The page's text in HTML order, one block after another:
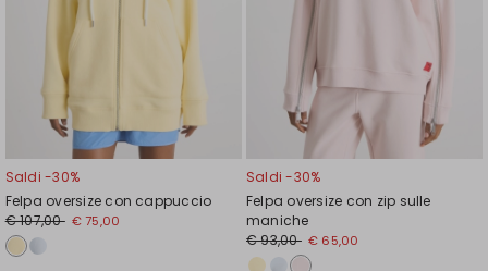
Saldi -30%
Felpa oversize con cappuccio
€ 107,00 € 75,00
Saldi -30%
Felpa oversize con zip sulle
maniche
€ 93,00 € 65,00